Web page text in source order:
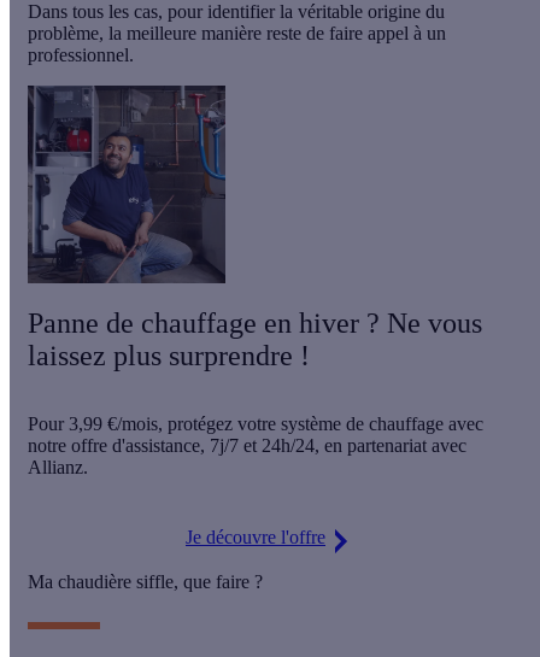
Dans tous les cas, pour identifier la véritable origine du
problème, la meilleure manière reste de faire appel à un
professionnel.
Panne de chauffage en hiver ? Ne vous
laissez plus surprendre !
Pour 3,99 €/mois, protégez votre système de chauffage avec
notre offre d'assistance, 7j/7 et 24h/24, en partenariat avec
Allianz.
Je découvre l'offre
Ma chaudière siffle, que faire ?